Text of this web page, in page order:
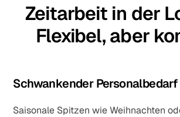
Zeitarbeit in der
Flexibel, aber
Schwankender Personalbedarf
Saisonale Spitzen wie Weihnachten